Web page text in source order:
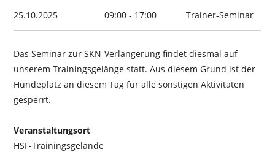
25.10.2025 09:00 - 17:00 Trainer-Seminar
Das Seminar zur SKN-Verlängerung findet diesmal auf
unserem Trainingsgelänge statt. Aus diesem Grund ist der
Hundeplatz an diesem Tag für alle sonstigen Aktivitäten
gesperrt.
Veranstaltungsort
HSF-Trainingsgelände